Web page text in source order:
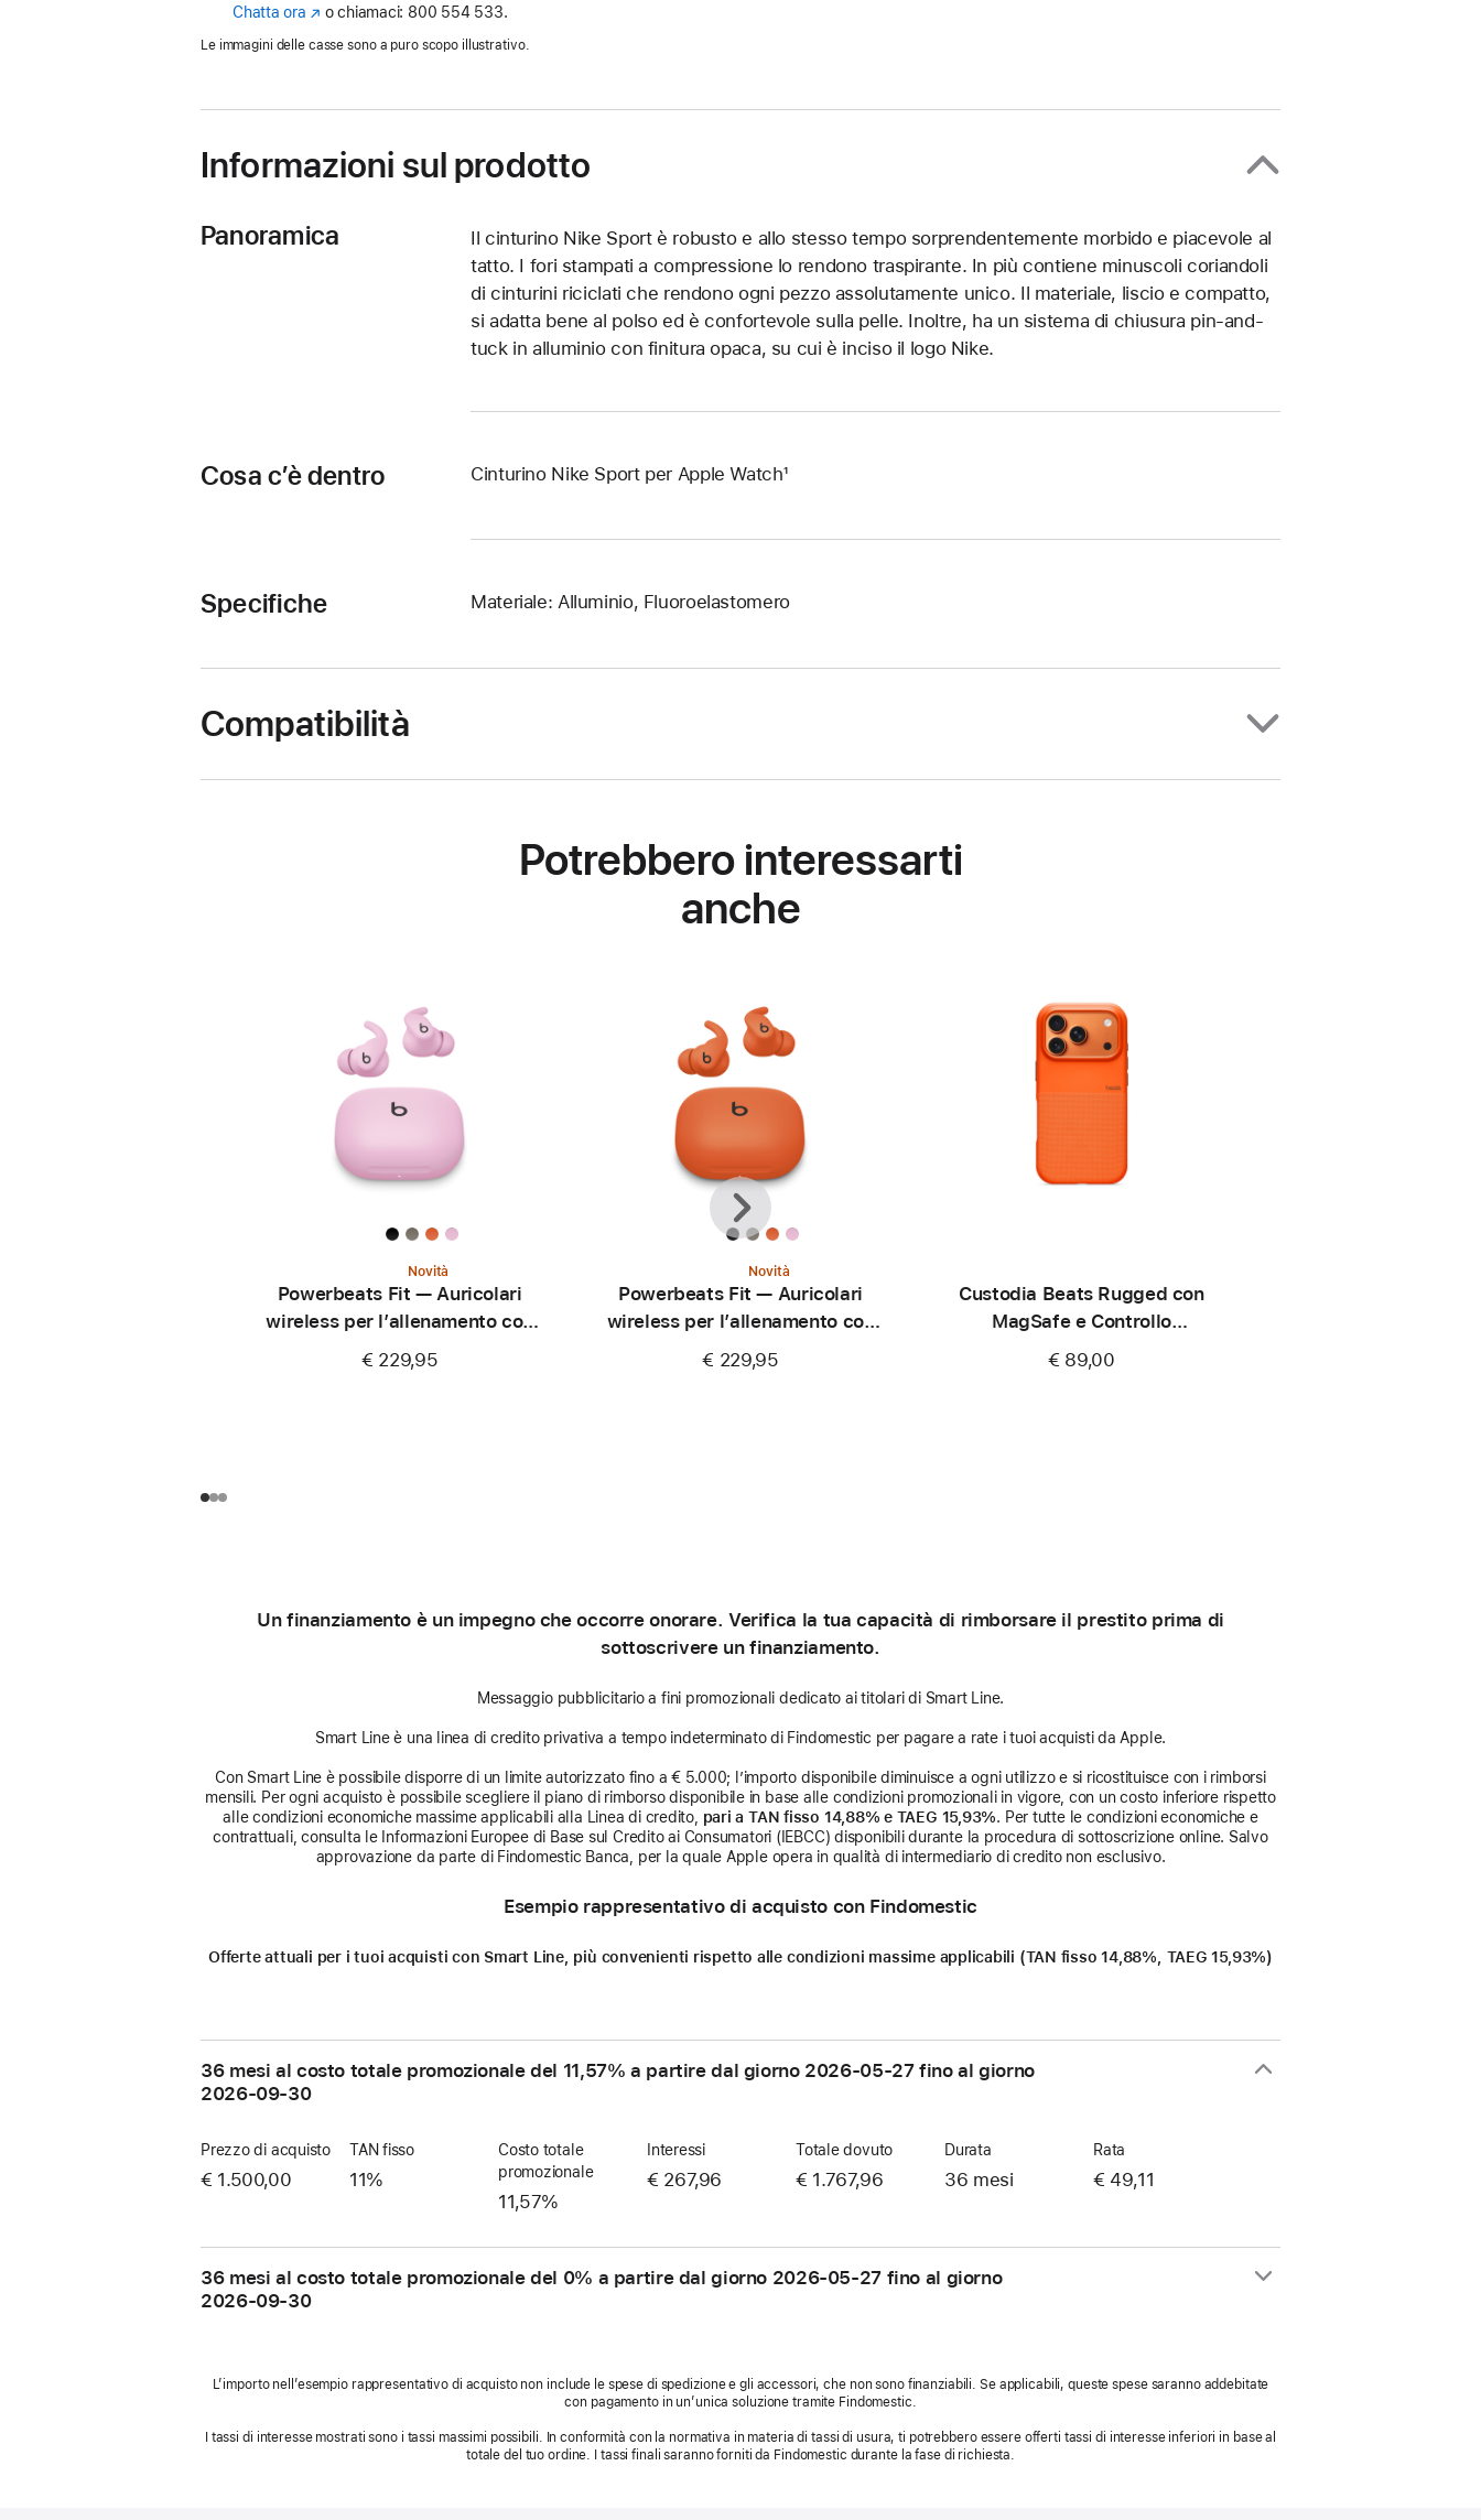
Chatta ora (Si o chiamaci: 800 554 533.
Le immagini delle casse sono a puro scopo illustrativo.
Informazioni sul prodotto
Panoramica
Il cinturino Nike Sport è robusto e allo stesso tempo sorprendentemente morbido e piacevole al
tatto. I fori stampati a compressione lo rendono traspirante. In più contiene minuscoli coriandoli
di cinturini riciclati che rendono ogni pezzo assolutamente unico. Il materiale, liscio e compatto,
si adatta bene al polso ed è confortevole sulla pelle. Inoltre, ha un sistema di chiusura pin-and-
tuck in alluminio con finitura opaca, su cui è inciso il logo Nike.
Cosa c’è dentro Cinturino Nike Sport per Apple Watch¹
Specifiche Materiale: Alluminio, Fluoroelastomero
Compatibilità
Potrebbero interessarti
anche
Novità
Powerbeats Fit — Auricolari
wireless per l’allenamento con
aderenza perfetta —
Rosa energico
€ 229,95
Novità
Powerbeats Fit — Auricolari
wireless per l’allenamento con
aderenza perfetta —
Arancione scintilla
€ 229,95
Custodia Beats Rugged con
MagSafe e Controllo
fotocamera per iPhone 17 Pro -
Arancione Sierra
€ 89,00
Precedente
Avanti
Un finanziamento è un impegno che occorre onorare. Verifica la tua capacità di rimborsare il prestito prima di
sottoscrivere un finanziamento.
Messaggio pubblicitario a fini promozionali dedicato ai titolari di Smart Line.
Smart Line è una linea di credito privativa a tempo indeterminato di Findomestic per pagare a rate i tuoi acquisti da Apple.
Con Smart Line è possibile disporre di un limite autorizzato fino a € 5.000; l’importo disponibile diminuisce a ogni utilizzo e si ricostituisce con i rimborsi
mensili. Per ogni acquisto è possibile scegliere il piano di rimborso disponibile in base alle condizioni promozionali in vigore, con un costo inferiore rispetto
alle condizioni economiche massime applicabili alla Linea di credito, pari a TAN fisso 14,88% e TAEG 15,93%. Per tutte le condizioni economiche e
contrattuali, consulta le Informazioni Europee di Base sul Credito ai Consumatori (IEBCC) disponibili durante la procedura di sottoscrizione online. Salvo
approvazione da parte di Findomestic Banca, per la quale Apple opera in qualità di intermediario di credito non esclusivo.
Esempio rappresentativo di acquisto con Findomestic
Offerte attuali per i tuoi acquisti con Smart Line, più convenienti rispetto alle condizioni massime applicabili (TAN fisso 14,88%, TAEG 15,93%)
36 mesi al costo totale promozionale del 11,57% a partire dal giorno 2026-05-27fino al giorno
2026-09-30
Prezzo di acquisto
€ 1.500,00
TAN fisso
11%
Costo totale
promozionale
11,57%
Interessi
€ 267,96
Totale dovuto
€ 1.767,96
Durata
36 mesi
Rata
€ 49,11
36 mesi al costo totale promozionale del 0% a partire dal giorno 2026-05-27fino al giorno
2026-09-30
L’importo nell’esempio rappresentativo di acquisto non include le spese di spedizione e gli accessori, che non sono finanziabili. Se applicabili, queste spese saranno addebitate
con pagamento in un’unica soluzione tramite Findomestic.
I tassi di interesse mostrati sono i tassi massimi possibili. In conformità con la normativa in materia di tassi di usura, ti potrebbero essere offerti tassi di interesse inferiori in base al
totale del tuo ordine. I tassi finali saranno forniti da Findomestic durante la fase di richiesta.